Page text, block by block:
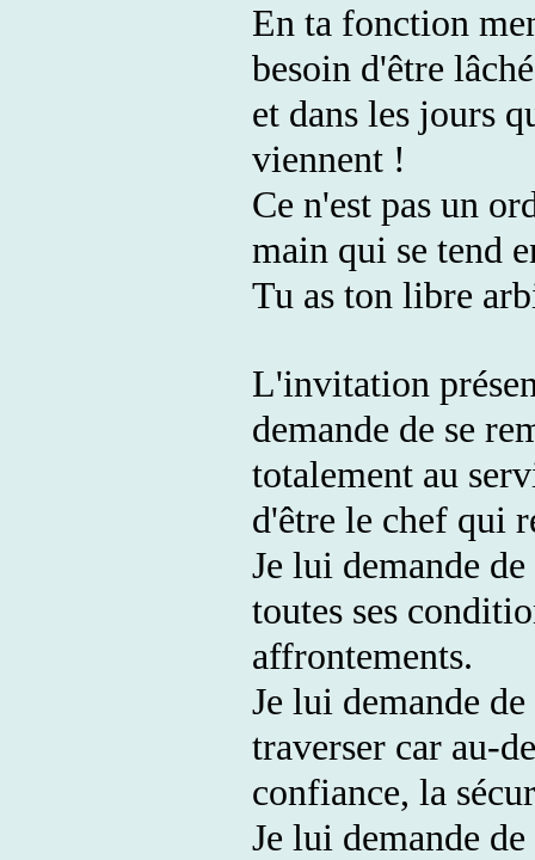
En ta fonction
besoin d'être
et dans les jours
viennent !
Ce n'est pas un
main qui se tend
Tu as ton libre
L'invitation
demande de se
totalement au
d'être le chef qui
Je lui demande
toutes ses
affrontements.
Je lui demande
traverser car au-
confiance, la
Je lui demande